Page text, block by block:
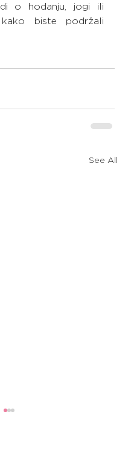
o hodanju, jogi ili
biste podržali
See All